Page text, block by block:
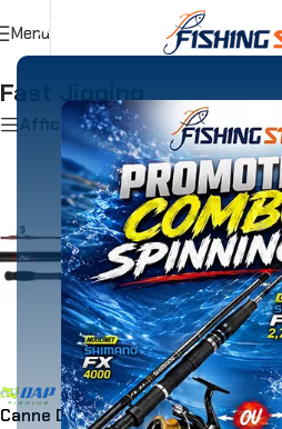
Menu
Accueil»Pêche en Bateau»Cannes
Fast Jigging
Afficher les filtres
Canne DAP FISHING